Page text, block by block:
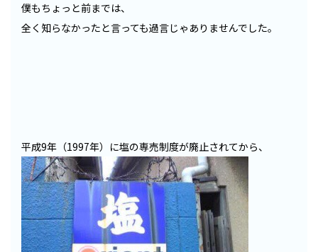
僕もちょっと前までは、
全く知らなかったと言っても過言じゃありませんでした。
平成9年（1997年）に塩の専売制度が廃止されてから、